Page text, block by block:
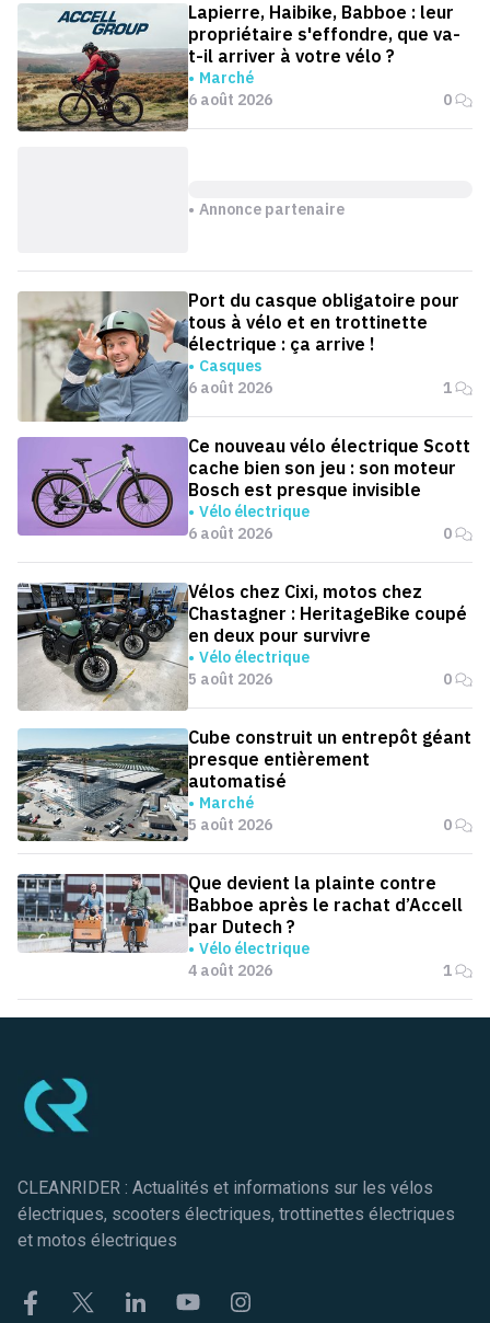
Lapierre, Haibike, Babboe : leur
propriétaire s'effondre, que va-
t-il arriver à votre vélo ?
Marché
6 août 2026
0
Annonce partenaire
Port du casque obligatoire pour
tous à vélo et en trottinette
électrique : ça arrive !
Casques
6 août 2026
1
Ce nouveau vélo électrique Scott
cache bien son jeu : son moteur
Bosch est presque invisible
Vélo électrique
6 août 2026
0
Vélos chez Cixi, motos chez
Chastagner : HeritageBike coupé
en deux pour survivre
Vélo électrique
5 août 2026
0
Cube construit un entrepôt géant
presque entièrement
automatisé
Marché
5 août 2026
0
Que devient la plainte contre
Babboe après le rachat d’Accell
par Dutech ?
Vélo électrique
4 août 2026
1
CLEANRIDER : Actualités et informations sur les vélos
électriques, scooters électriques, trottinettes électriques
et motos électriques
FacebookTwitter LinkekinYoutubeInstagram